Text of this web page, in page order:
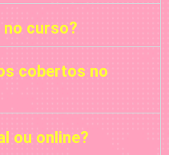
no curso?
cobertos no
ou online?